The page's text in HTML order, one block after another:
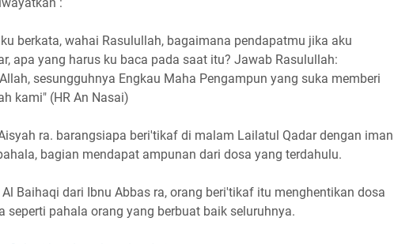
berkata, wahai Rasulullah, bagaimana pendapatmu jika aku
apa yang harus ku baca pada saat itu? Jawab Rasulullah:
sesungguhnya Engkau Maha Pengampun yang suka memberi
kami" (HR An Nasai)
ra. barangsiapa beri'tikaf di malam Lailatul Qadar dengan iman
bagian mendapat ampunan dari dosa yang terdahulu.
Baihaqi dari Ibnu Abbas ra, orang beri'tikaf itu menghentikan dosa
seperti pahala orang yang berbuat baik seluruhnya.